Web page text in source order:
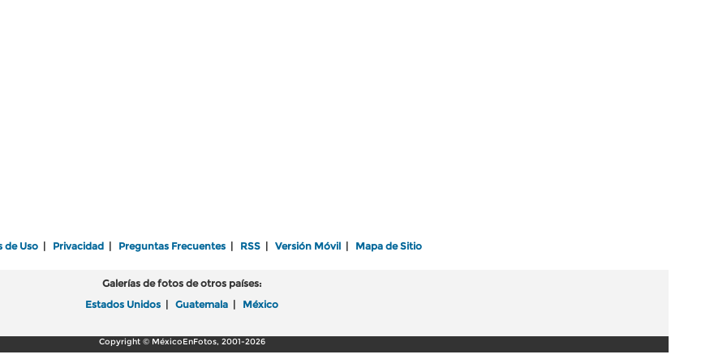
de Uso Privacidad Preguntas Frecuentes RSS Versión Móvil Mapa de Sitio
Galerías de fotos de otros países:
Estados Unidos
Guatemala México
Copyright © MéxicoEnFotos, 2001-2026